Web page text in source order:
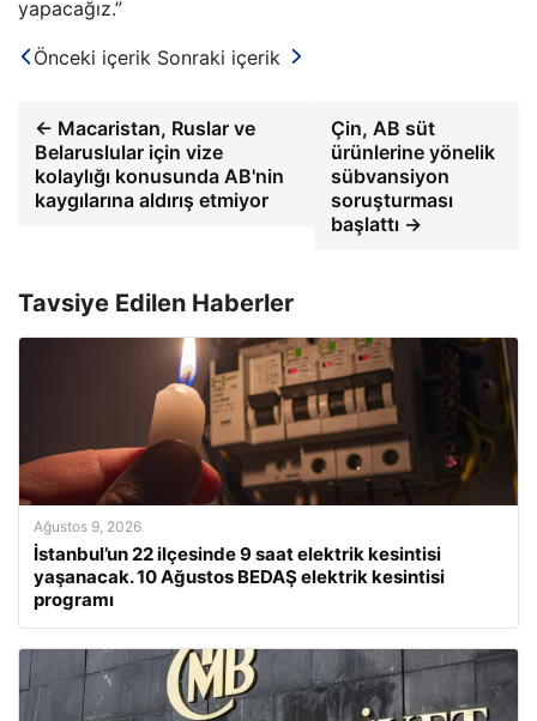
yapacağız.”
Önceki içerik Sonraki içerik
← Macaristan, Ruslar ve
Belaruslular için vize
kolaylığı konusunda AB'nin
kaygılarına aldırış etmiyor
Çin, AB süt
ürünlerine yönelik
sübvansiyon
soruşturması
başlattı →
Tavsiye Edilen Haberler
Ağustos 9, 2026
İstanbul’un 22 ilçesinde 9 saat elektrik kesintisi
yaşanacak. 10 Ağustos BEDAŞ elektrik kesintisi
programı